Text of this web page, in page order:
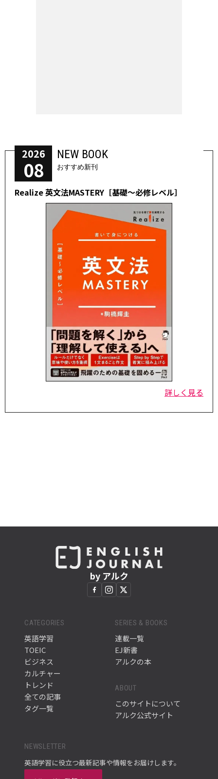
2026
08
NEW BOOK
おすすめ新刊
Realize 英文法MASTERY［基礎～必修レベル］
詳しく見る
by アルク
CATEGORIES
英語学習
TOEIC
ビジネス
カルチャー
トレンド
全ての記事
タグ一覧
SERIES & BOOKS
連載一覧
EJ新書
アルクの本
ABOUT
このサイトについて
アルク公式サイト
NEWSLETTER
英語学習に役立つ最新記事や情報をお届けします。